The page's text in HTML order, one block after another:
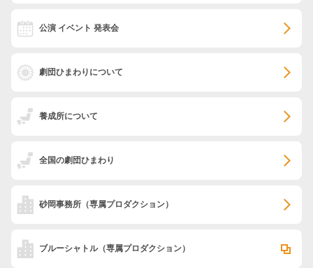
公演 イベント 発表会
劇団ひまわりについて
養成所について
全国の劇団ひまわり
砂岡事務所 （専属プロダクション）
ブルーシャトル（専属プロダクション）